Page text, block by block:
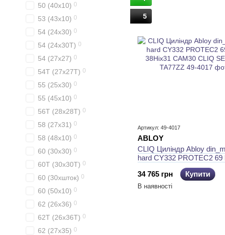
5
Артикул: 49-4017
ABLOY
CLIQ Циліндр Abloy
hard CY332 PROTEC2 69
38Hix31 CAM30 CLIQ
TA77ZZ
34 765 грн Купити
В наявності
50 (40x10) 0
53 (43x10) 0
54 (24x30) 0
54 (24x30T) 0
54 (27x27) 0
54T (27x27T) 0
55 (25x30) 0
55 (45x10) 0
56T (28x28T) 0
58 (27x31) 0
58 (48x10) 0
60 (30x30) 0
60T (30x30T) 0
60 (30xшток) 0
60 (50x10) 0
62 (26x36) 0
62T (26x36T) 0
62 (27x35) 0